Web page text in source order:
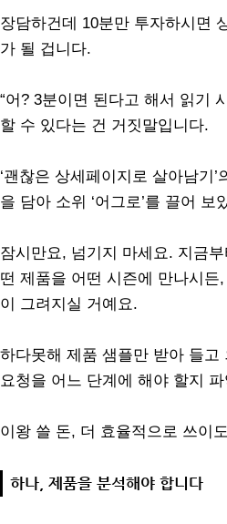
장담하건데 10분만 투자하시면
가 될 겁니다.
“어? 3분이면 된다고 해서 읽기
할 수 있다는 건 거짓말입니다.
‘괜찮은 상세페이지로 살아남기
을 담아 소위 ‘어그로’를 끌어 보
잠시만요, 넘기지 마세요. 지금
떤 제품을 어떤 시즌에 만나시
이 그려지실 거예요.
하다못해 제품 샘플만 받아 들
요청을 어느 단계에 해야 할지
이왕 쓸 돈, 더 효율적으로 쓰이
하나, 제품을 분석해야 합니다